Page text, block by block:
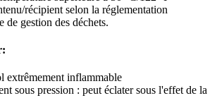
récipient selon la réglementation
de gestion des déchets.
extrêmement inflammable
sous pression : peut éclater sous l'effet de la